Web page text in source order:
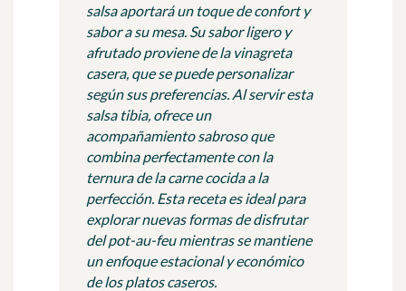
salsa aportará un toque de confort y
sabor a su mesa. Su sabor ligero y
afrutado proviene de la vinagreta
casera, que se puede personalizar
según sus preferencias. Al servir esta
salsa tibia, ofrece un
acompañamiento sabroso que
combina perfectamente con la
ternura de la carne cocida a la
perfección. Esta receta es ideal para
explorar nuevas formas de disfrutar
del pot-au-feu mientras se mantiene
un enfoque estacional y económico
de los platos caseros.